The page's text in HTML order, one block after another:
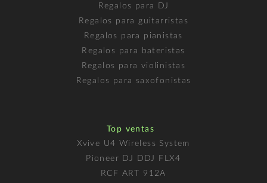
Regalos para DJ
Regalos para guitarristas
Regalos para pianistas
Regalos para bateristas
Regalos para violinistas
Regalos para saxofonistas
Top ventas
Xvive U4 Wireless System
Pioneer DJ DDJ FLX4
RCF ART 912A